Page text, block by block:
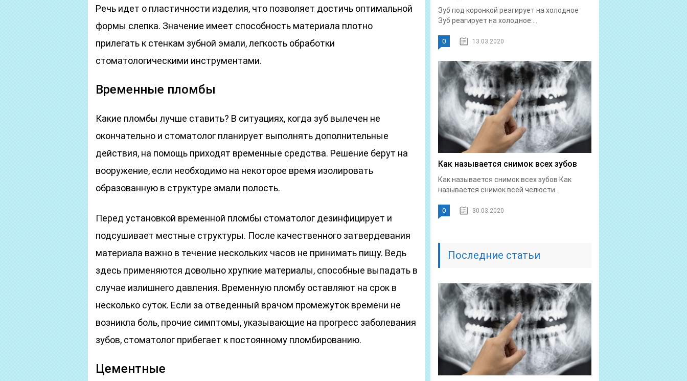
Речь идет о пластичности изделия, что позволяет достичь оптимальной
формы слепка. Значение имеет способность материала плотно
прилегать к стенкам зубной эмали, легкость обработки
стоматологическими инструментами.
Временные пломбы
Какие пломбы лучше ставить? В ситуациях, когда зуб вылечен не
окончательно и стоматолог планирует выполнять дополнительные
действия, на помощь приходят временные средства. Решение берут на
вооружение, если необходимо на некоторое время изолировать
образованную в структуре эмали полость.
Перед установкой временной пломбы стоматолог дезинфицирует и
подсушивает местные структуры. После качественного затвердевания
материала важно в течение нескольких часов не принимать пищу. Ведь
здесь применяются довольно хрупкие материалы, способные выпадать в
случае излишнего давления. Временную пломбу оставляют на срок в
несколько суток. Если за отведенный врачом промежуток времени не
возникла боль, прочие симптомы, указывающие на прогресс заболевания
зубов, стоматолог прибегает к постоянному пломбированию.
Цементные
Зуб под коронкой реагирует на холодное
Зуб реагирует на холодное:...
0 13.03.2020
Как называется снимок всех зубов
Как называется снимок всех зубов Как
называется снимок всей челюсти...
0 30.03.2020
Последние статьи